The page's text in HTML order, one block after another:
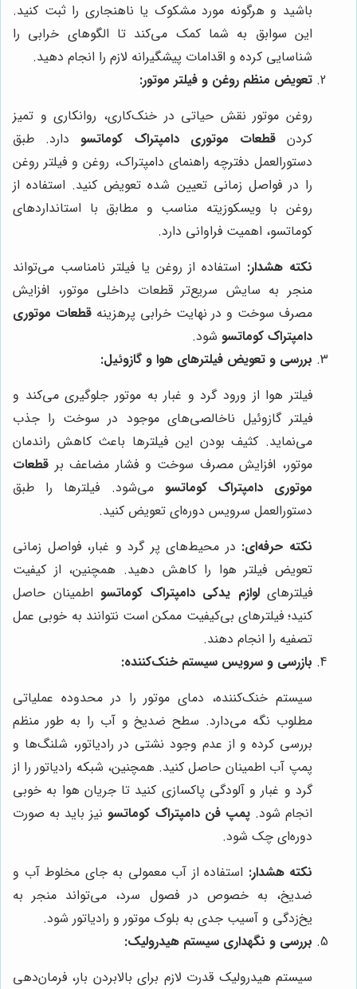
باشید و هرگونه مورد مشکوک یا ناهنجاری را ثبت کنید.
این سوابق به شما کمک می‌کند تا الگوهای خرابی را
شناسایی کرده و اقدامات پیشگیرانه لازم را انجام دهید.
تعویض منظم روغن و فیلتر موتور:
روغن موتور نقش حیاتی در خنک‌کاری، روانکاری و تمیز
کردنقطعات موتوری دامپتراک کوماتسو دارد. طبق
دستورالعمل دفترچه راهنمای دامپتراک، روغن و فیلتر روغن
را در فواصل زمانی تعیین شده تعویض کنید. استفاده از
روغن با ویسکوزیته مناسب و مطابق با استانداردهای
کوماتسو، اهمیت فراوانی دارد.
نکته هشدار: استفاده از روغن یا فیلتر نامناسب می‌تواند
منجر به سایش سریع‌تر قطعات داخلی موتور، افزایش
مصرف سوخت و در نهایت خرابی پرهزینه قطعات موتوری
دامپتراک کوماتسو شود.
بررسی و تعویض فیلترهای هوا و گازوئیل:
فیلتر هوا از ورود گرد و غبار به موتور جلوگیری می‌کند و
فیلتر گازوئیل ناخالصی‌های موجود در سوخت را جذب
می‌نماید. کثیف بودن این فیلترها باعث کاهش راندمان
موتور، افزایش مصرف سوخت و فشار مضاعف بر قطعات
موتوری دامپتراک کوماتسو می‌شود. فیلترها را طبق
دستورالعمل سرویس دوره‌ای تعویض کنید.
نکته حرفه‌ای: در محیط‌های پر گرد و غبار، فواصل زمانی
تعویض فیلتر هوا را کاهش دهید. همچنین، از کیفیت
فیلترهای لوازم یدکی دامپتراک کوماتسو اطمینان حاصل
کنید؛ فیلترهای بی‌کیفیت ممکن است نتوانند به خوبی عمل
تصفیه را انجام دهند.
بازرسی و سرویس سیستم خنک‌کننده:
سیستم خنک‌کننده، دمای موتور را در محدوده عملیاتی
مطلوب نگه می‌دارد. سطح ضدیخ و آب را به طور منظم
بررسی کرده و از عدم وجود نشتی در رادیاتور، شلنگ‌ها و
پمپ آب اطمینان حاصل کنید. همچنین، شبکه رادیاتور را از
گرد و غبار و آلودگی پاکسازی کنید تا جریان هوا به خوبی
انجام شود. پمپ فن دامپتراک کوماتسو نیز باید به صورت
دوره‌ای چک شود.
نکته هشدار: استفاده از آب معمولی به جای مخلوط آب و
ضدیخ، به خصوص در فصول سرد، می‌تواند منجر به
یخ‌زدگی و آسیب جدی به بلوک موتور و رادیاتور شود.
بررسی و نگهداری سیستم هیدرولیک:
سیستم هیدرولیک قدرت لازم برای بالابردن بار، فرمان‌دهی